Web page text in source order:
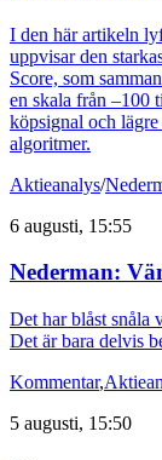
I den här artikeln
uppvisar den
Score, som
en skala från –100
köpsignal och
algoritmer.
Aktieanalys/
6 augusti, 15:55
Nederman:
Det har blåst snåla
Det är bara delvis
Kommentar,
5 augusti, 15:50